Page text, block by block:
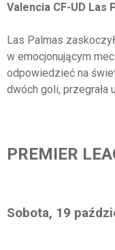
Valencia CF-UD Las
Las Palmas
w emocjonującym
odpowiedzieć na
dwóch goli, przegrała
PREMIER
Sobota, 19